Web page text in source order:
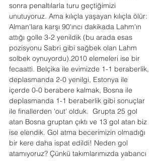
sonra penaltılarla turu geçtiğimizi
unutuyoruz. Ama kılıçla yaşayan kılıçla ölür:
Alman'lara karşı 90'ıncı dakikada Lahm'ın
attığı golle 3-2 yenildik (bu arada esas
pozisyonu Sabri gibi sağbek olan Lahm
solbek oynuyordu).2010 elemeleri ise bir
fecaatti. Belçika ile evimizde 1-1 beraberlik,
deplasmanda 2-0 yenilgi, Estonya ile
içerde 0-0 berabere kalmak, Bosna ile
deplasmanda 1-1 beraberlik gibi sonuçlar
ile finallerden 'out' olduk.  Grupta 25 gol
atan Bosna gruptan çıktı ve 13 gol atan biz
ise elendik. Gol atma becerimizin olmadığı
bir kere daha ispat edildi! Neden gol
atamıyoruz? Çünkü takımlarımızda yabancı